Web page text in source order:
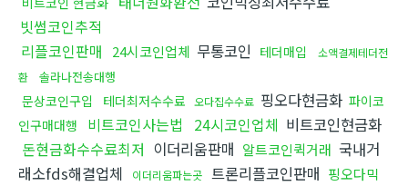
빗썸코인추적
리플코인판매
24시코인업체 무통코인 테더매입
소액결제테더전
환
솔라나전송대행
문상코인구입 테더최저수수료 오다집수수료 핑오다현금화 파이코
인구매대행
비트코인사는법 24시코인업체 비트코인현금화
돈현금화수수료최저 이더리움판매 알트코인퀵거래 국내거
래소fds해결업체
이더리움파는곳 트론리플코인판매 핑오다믹